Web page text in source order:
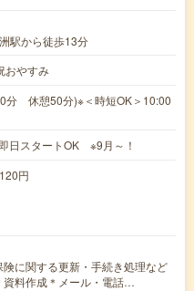
駅から徒歩13分
おやすみ
分 休憩50分)※＜時短OK＞10:00
日スタートOK ※9月～！
円
に関する更新・手続き処理など
資料作成＊メール・電話…